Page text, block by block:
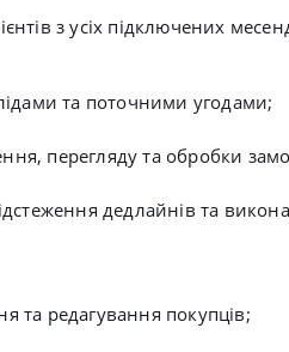
з усіх підключених
та поточними угодами;
перегляду та обробки
дедлайнів та
редагування покупців;